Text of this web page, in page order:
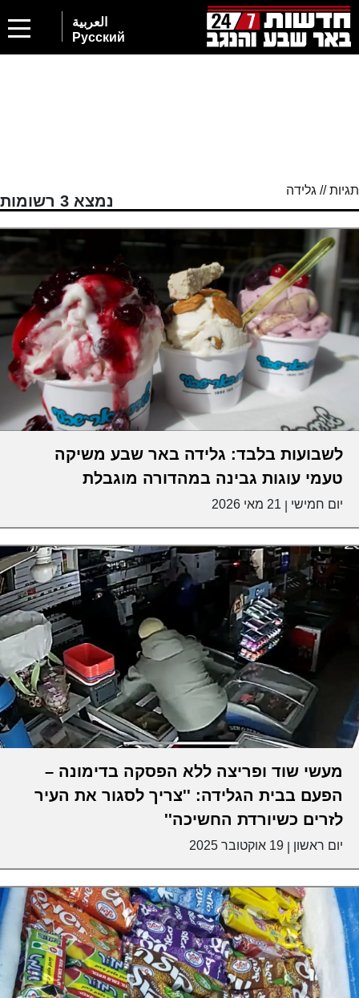
العربية
Русский
תגיות // גלידה
נמצא 3 רשומות
לשבועות בלבד: גלידה באר שבע משיקה
טעמי עוגות גבינה במהדורה מוגבלת
יום חמישי 21 מאי 2026
מעשי שוד ופריצה ללא הפסקה בדימונה –
הפעם בבית הגלידה: ''צריך לסגור את העיר
לזרים כשיורדת החשיכה''
יום ראשון 19 אוקטובר 2025